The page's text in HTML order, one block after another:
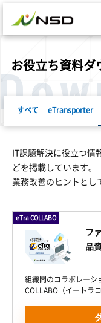
お役立ち資料ダ
すべて eTransporter
IT課題解決に役立つ情
どを掲載しています。
業務改善のヒントとし
eTra COLLABO
フ
品
組織間のコラボレーシ
COLLABO（イートラ